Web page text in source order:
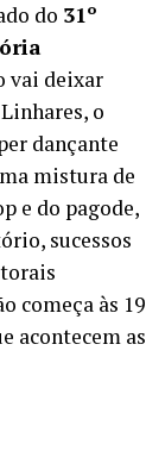
do 31º
vai deixar
o
dançante
mistura de
e do pagode,
sucessos
começa às 19
acontecem as